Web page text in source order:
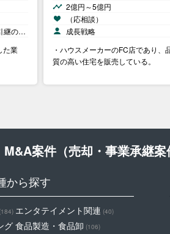
継の…
た業
2億円～5億円
（応相談）
成長戦略
・ハウスメーカーのFC店であり、
質の高い住宅を販売している。
M&A案件（売却・事業承継
から探す
(184)
グ
エンタテイメント関連 (40)
食品製造・食品卸 (106)